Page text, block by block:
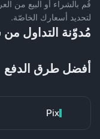
قُم بالشراء أو البيع من
لتحديد أسعارك الخاصّة.
مُدوّنة
أفضل طرق الدفع
Pix